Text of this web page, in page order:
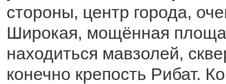
стороны, центр города,
Широкая, мощённая
находиться мавзолей,
конечно крепость Рибат.